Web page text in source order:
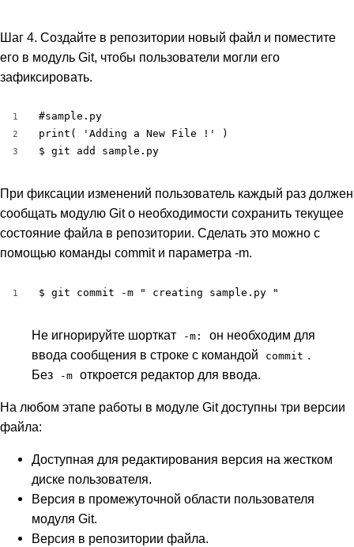
Шаг 4. Создайте в репозитории новый файл и поместите
его в модуль Git, чтобы пользователи могли его
зафиксировать.
1
2
3
#sample.py
print( 'Adding a New File !' )
$ git add sample.py
При фиксации изменений пользователь каждый раз должен
сообщать модулю Git о необходимости сохранить текущее
состояние файла в репозитории. Сделать это можно с
помощью команды commit и параметра -m.
1 $ git commit -m " creating sample.py "
Не игнорируйте шорткат -m:
он необходим для
ввода сообщения в строке c командой
commit .
Без
-m откроется редактор для ввода.
На любом этапе работы в модуле Git доступны три версии
файла:
Доступная для редактирования версия на жестком
диске пользователя.
Версия в промежуточной области пользователя
модуля Git.
Версия в репозитории файла.